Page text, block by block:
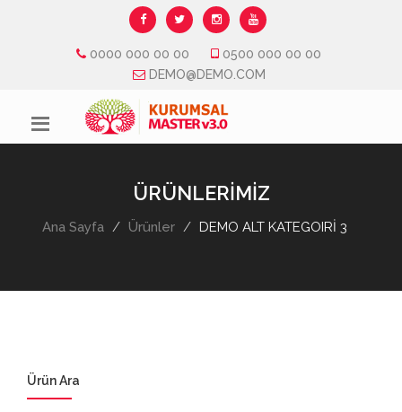
0000 000 00 00
0500 000 00 00
DEMO@DEMO.COM
ÜRÜNLERİMİZ
Ana Sayfa Ürünler DEMO ALT KATEGOIRİ 3
Ürün Ara